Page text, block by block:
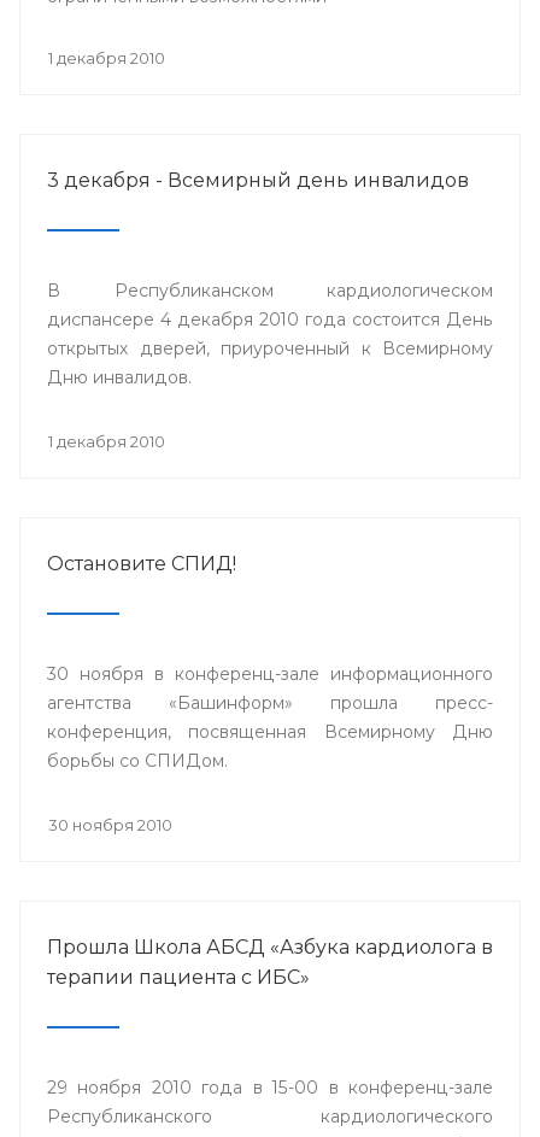
1 декабря 2010
3 декабря - Всемирный день инвалидов
В Республиканском кардиологическом
диспансере 4 декабря 2010 года состоится День
открытых дверей, приуроченный к Всемирному
Дню инвалидов.
1 декабря 2010
Остановите СПИД!
30 ноября в конференц-зале информационного
агентства «Башинформ» прошла пресс-
конференция, посвященная Всемирному Дню
борьбы со СПИДом.
30 ноября 2010
Прошла Школа АБСД «Азбука кардиолога в
терапии пациента с ИБС»
29 ноября 2010 года в 15-00 в конференц-зале
Республиканского кардиологического